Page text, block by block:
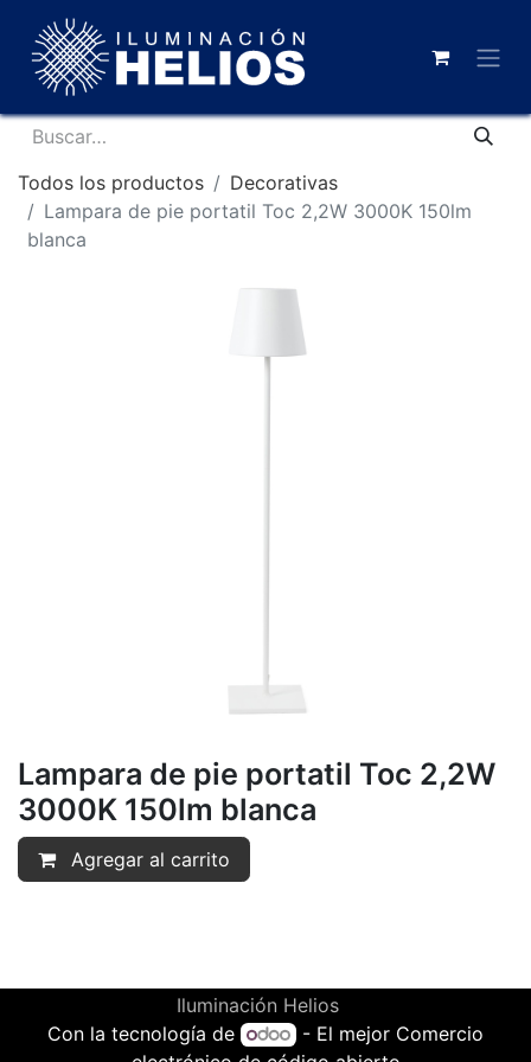
Todos los productos
Decorativas
Lampara de pie portatil Toc 2,2W 3000K 150lm
blanca
Lampara de pie portatil Toc 2,2W
3000K 150lm blanca
Agregar al carrito
Iluminación Helios
Con la tecnología de
- El mejor Comercio